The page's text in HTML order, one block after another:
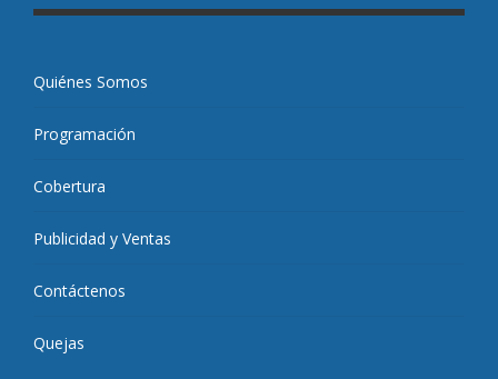
Quiénes Somos
Programación
Cobertura
Publicidad y Ventas
Contáctenos
Quejas